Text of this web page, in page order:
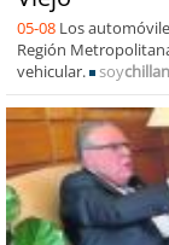
05-08 Los
Región
vehicular.
soychillan